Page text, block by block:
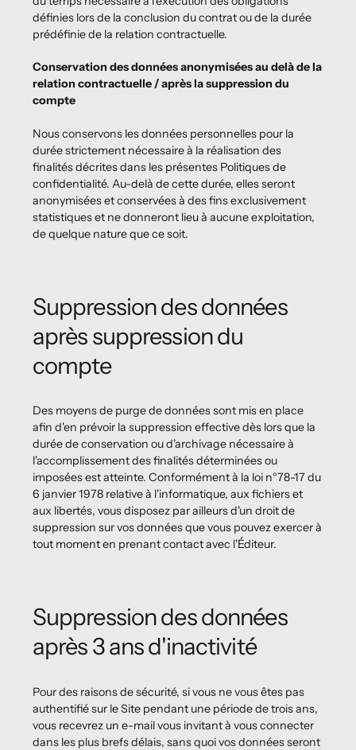
définies lors de la conclusion du contrat ou de la durée
prédéfinie de la relation contractuelle.
Conservation des données anonymisées au delà de la
relation contractuelle / après la suppression du
compte
Nous conservons les données personnelles pour la
durée strictement nécessaire à la réalisation des
finalités décrites dans les présentes Politiques de
confidentialité. Au-delà de cette durée, elles seront
anonymisées et conservées à des fins exclusivement
statistiques et ne donneront lieu à aucune exploitation,
de quelque nature que ce soit.
Suppression des données
après suppression du
compte
Des moyens de purge de données sont mis en place
afin d'en prévoir la suppression effective dès lors que la
durée de conservation ou d'archivage nécessaire à
l'accomplissement des finalités déterminées ou
imposées est atteinte. Conformément à la loi n°78-17 du
6 janvier 1978 relative à l'informatique, aux fichiers et
aux libertés, vous disposez par ailleurs d'un droit de
suppression sur vos données que vous pouvez exercer à
tout moment en prenant contact avec l'Éditeur.
Suppression des données
après 3 ans d'inactivité
Pour des raisons de sécurité, si vous ne vous êtes pas
authentifié sur le Site pendant une période de trois ans,
vous recevrez un e-mail vous invitant à vous connecter
dans les plus brefs délais, sans quoi vos données seront